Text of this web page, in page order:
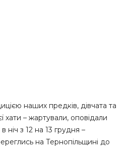
наших предків, дівчата та
хати – жартували, оповідали
в ніч з 12 на 13 грудня –
на Тернопільщині до